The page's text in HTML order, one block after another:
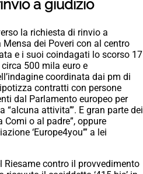
a giudizio
la richiesta di rinvio a
dei Poveri con al centro
e i suoi coindagati lo scorso 17
500 mila euro e
coordinata dai pm di
contratti con persone
dal Parlamento europeo per
attivita’”. E gran parte dei
o al padre”, oppure
‘Europe4you’” a lei
contro il provvedimento